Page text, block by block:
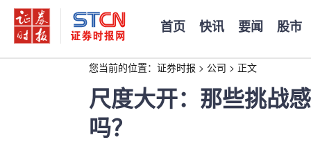
首页 快讯 要闻 股市
您当前的位置： 证券时报 > 公司 > 正文
尺度大开：那些挑战
吗？